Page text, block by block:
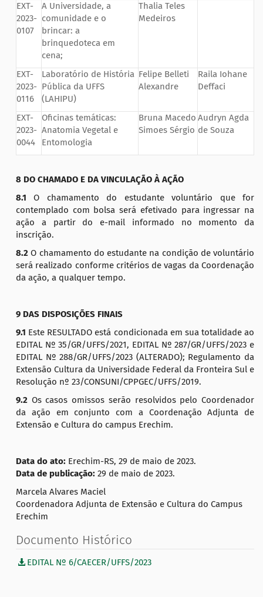
EXT-
2023-
0107
A Universidade, a
comunidade e o
brincar: a
brinquedoteca em
cena;
Thalia Teles
Medeiros
EXT-
2023-
0116
Laboratório de História
Pública da UFFS
(LAHIPU)
Felipe Belleti
Alexandre
Raila Iohane
Deffaci
EXT-
2023-
0044
Oficinas temáticas:
Anatomia Vegetal e
Entomologia
Bruna Macedo
Simoes Sérgio
Audryn Agda
de Souza
8 DO CHAMADO E DA VINCULAÇÃO À AÇÃO
8.1O chamamento do estudante voluntário que for
contemplado com bolsa será efetivado para ingressar na
ação a partir do e-mail informado no momento da
inscrição.
8.2 O chamamento do estudante na condição de voluntário
será realizado conforme critérios de vagas da Coordenação
da ação, a qualquer tempo.
9 DAS DISPOSIÇÕES FINAIS
9.1 Este RESULTADO está condicionada em sua totalidade ao
EDITAL Nº 35/GR/UFFS/2021, EDITAL Nº 287/GR/UFFS/2023 e
EDITAL Nº 288/GR/UFFS/2023 (ALTERADO); Regulamento da
Extensão Cultura da Universidade Federal da Fronteira Sul e
Resolução nº 23/CONSUNI/CPPGEC/UFFS/2019.
9.2 Os casos omissos serão resolvidos pelo Coordenador
da ação em conjunto com a Coordenação Adjunta de
Extensão e Cultura do campus Erechim.
Data do ato: Erechim-RS, 29 de maio de 2023.
Data de publicação: 29 de maio de 2023.
Marcela Alvares Maciel
Coordenadora Adjunta de Extensão e Cultura do Campus
Erechim
Documento Histórico
EDITAL Nº 6/CAECER/UFFS/2023